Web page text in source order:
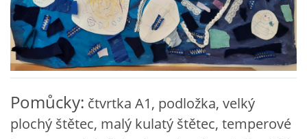
VZDĚLÁVACÍ BLOK ZÁŘÍ
VZDĚLÁVACÍ BLOK ŘÍJEN
VZDĚLÁVACÍ BLOK LISTOPAD
Pomůcky: čtvrtka A1, podložka, velký
plochý štětec, malý kulatý štětec, temperové